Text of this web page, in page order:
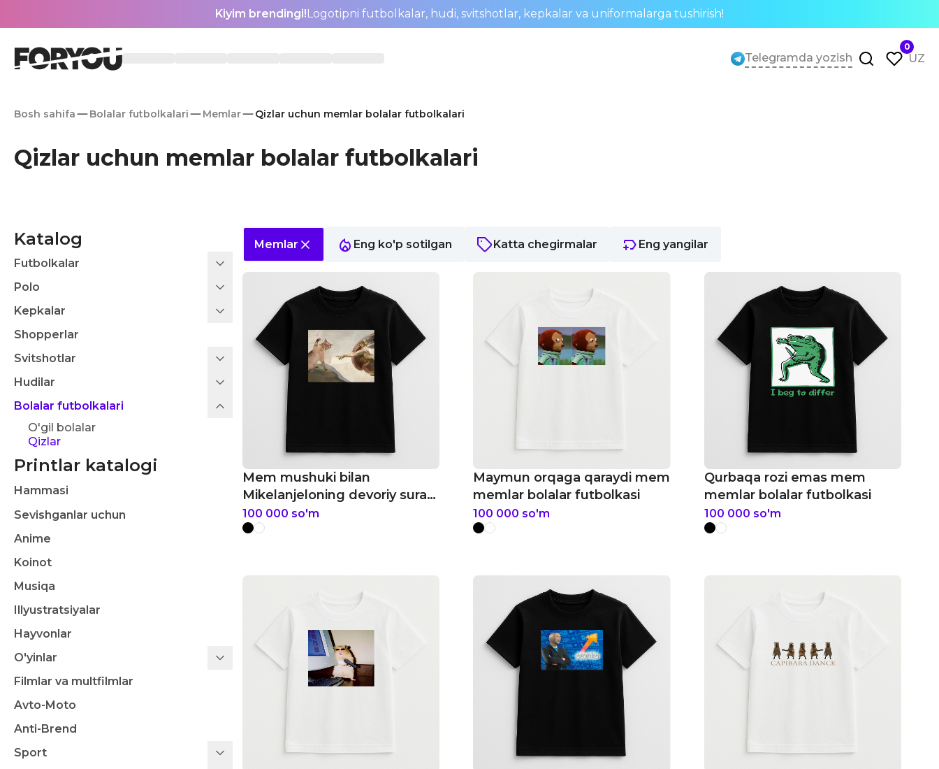
Kiyim brendingi!Logotipni futbolkalar, hudi, svitshotlar, kepkalar va uniformalarga tushirish!
Telegramda yozish
0
UZ
Bosh sahifa Bolalar futbolkalari Memlar Qizlar uchun memlar bolalar futbolkalari
Qizlar uchun memlar bolalar futbolkalari
Katalog
Futbolkalar
Polo
Kepkalar
Shopperlar
Svitshotlar
Hudilar
Bolalar futbolkalari
O'gil bolalar
Qizlar
Printlar katalogi
Hammasi
Sevishganlar uchun
Anime
Koinot
Musiqa
Illyustratsiyalar
Hayvonlar
O'yinlar
Filmlar va multfilmlar
Avto-Moto
Anti-Brend
Sport
Memlar Eng ko'p sotilgan Katta chegirmalar Eng yangilar
Mem mushuki bilan
Mikelanjeloning devoriy surati
memlar bolalar futbolkasi
100 000 so'm
Maymun orqaga qaraydi mem
memlar bolalar futbolkasi
100 000 so'm
Qurbaqa rozi emas mem
memlar bolalar futbolkasi
100 000 so'm